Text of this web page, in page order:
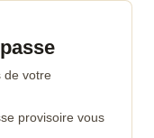
de votre
provisoire vous